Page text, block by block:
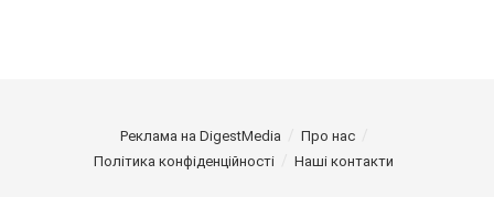
Реклама на DigestMedia
Про нас
Політика конфіденційності
Наші контакти